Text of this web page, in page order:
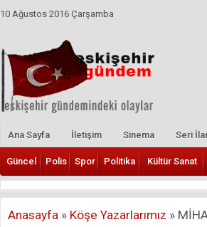
10 Ağustos 2016 Çarşamba
Ana Sayfa İletişim Sinema Seri
Güncel Polis Spor Politika Kültür Sanat
Anasayfa » Köşe Yazarlarımız »